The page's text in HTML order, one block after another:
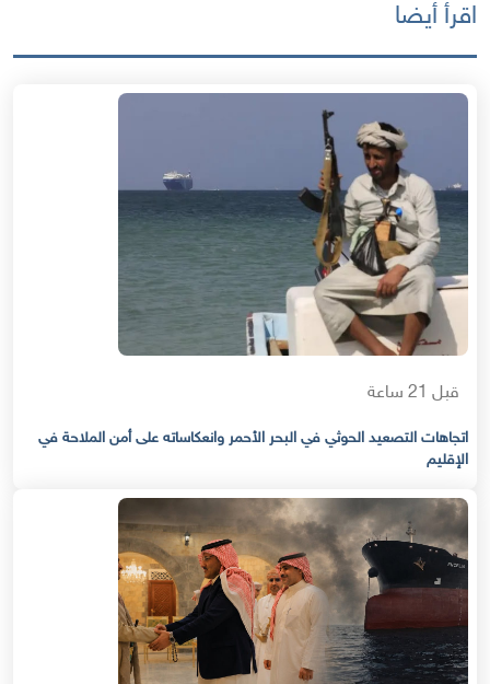
اقرأ أيضا
قبل 21 ساعة
اتجاهات التصعيد الحوثي في البحر الأحمر وانعكاساته على أمن الملاحة في
الإقليم